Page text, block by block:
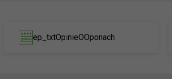
ep_txtOpinieOOponach